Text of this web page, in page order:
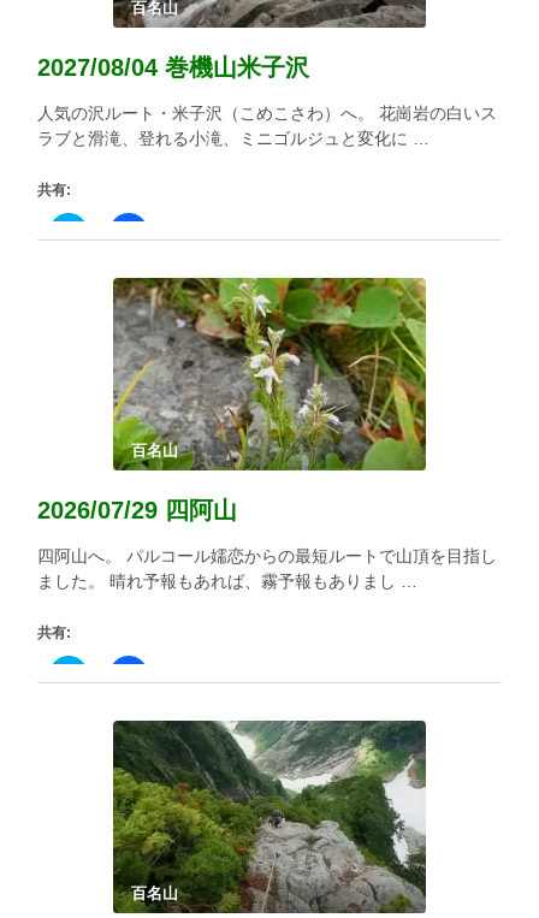
百名山
2027/08/04 巻機山米子沢
人気の沢ルート・米子沢（こめこさわ）へ。 花崗岩の白いス
ラブと滑滝、登れる小滝、ミニゴルジュと変化に …
共有:
ク
リ
Twitter
で
開
ま
Facebook
で
有
す
る
に
は
ク
リ
ッ
ク
し
て
く
だ
(新
し
ウ
ィ
ン
き
ま
百名山
2026/07/29 四阿山
四阿山へ。 パルコール嬬恋からの最短ルートで山頂を目指し
ました。 晴れ予報もあれば、霧予報もありまし …
共有:
ク
リ
Twitter
Facebook
で
有
す
る
に
は
ク
リ
ッ
ク
し
て
く
だ
百名山